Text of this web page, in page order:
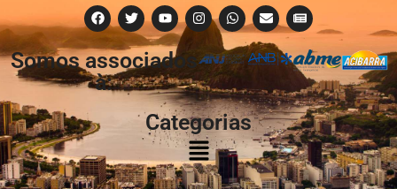
Somos associados
à:
Categorias